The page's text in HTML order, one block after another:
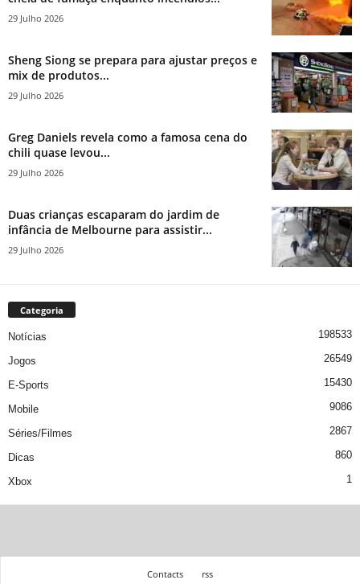
29 Julho 2026
Sheng Siong se prepara para ajustar preços e
mix de produtos...
29 Julho 2026
Greg Daniels revela como a famosa cena do
chili quase levou...
29 Julho 2026
Duas crianças escaparam do jardim de
infância de Melbourne para assistir...
29 Julho 2026
Categoria
Notícias 198533
Jogos 26549
E-Sports 15430
Mobile 9086
Séries/Filmes 2867
Dicas 860
Xbox 1
Contacts rss